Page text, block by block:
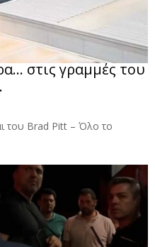
στις γραμμές του
του Brad Pitt – Όλο το